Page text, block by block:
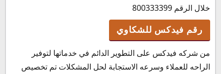
خلال الرقم 800333399
رقم فيدكس للشكاوي
من شركه فيدكس على التطوير الدائم في خدماتها لتوفير
الراحه للعملاء وسرعه الاستجابة لحل المشكلات تم تخصيص